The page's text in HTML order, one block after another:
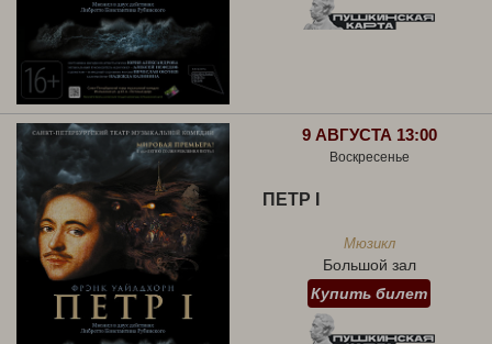
9 АВГУСТА 13:00
Воскресенье
ПЕТР I
Мюзикл
Большой зал
Купить билет